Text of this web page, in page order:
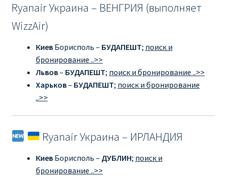
Ryanair Украина – ВЕНГРИЯ (выполняет
WizzAir)
КиевБорисполь – БУДАПЕШТ; поиск и
бронирование ..>>
Львов– БУДАПЕШТ; поиск и бронирование ..>>
Харьков– БУДАПЕШТ; поиск и бронирование
..>>
Ryanair Украина – ИРЛАНДИЯ
КиевБорисполь – ДУБЛИН; поиск и
бронирование ..>>